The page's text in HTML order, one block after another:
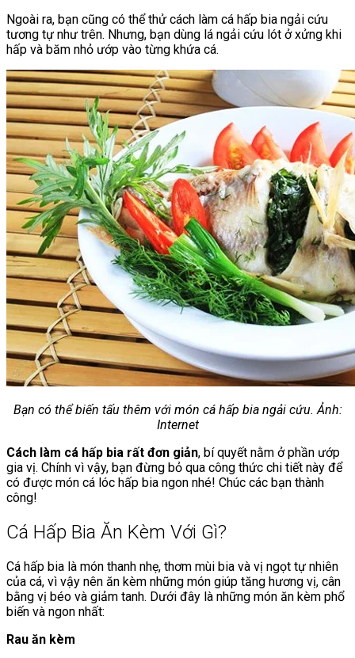
Ngoài ra, bạn cũng có thể thử cách làm cá hấp bia ngải cứu
tương tự như trên. Nhưng, bạn dùng lá ngải cứu lót ở xửng khi
hấp và băm nhỏ ướp vào từng khứa cá.
Bạn có thể biến tấu thêm với món cá hấp bia ngải cứu. Ảnh:
Internet
Cách làm cá hấp bia rất đơn giản, bí quyết nằm ở phần ướp
gia vị. Chính vì vậy, bạn đừng bỏ qua công thức chi tiết này để
có được món cá lóc hấp bia ngon nhé! Chúc các bạn thành
công!
Cá Hấp Bia Ăn Kèm Với Gì?
Cá hấp bia là món thanh nhẹ, thơm mùi bia và vị ngọt tự nhiên
của cá, vì vậy nên ăn kèm những món giúp tăng hương vị, cân
bằng vị béo và giảm tanh. Dưới đây là những món ăn kèm phổ
biến và ngon nhất:
Rau ăn kèm